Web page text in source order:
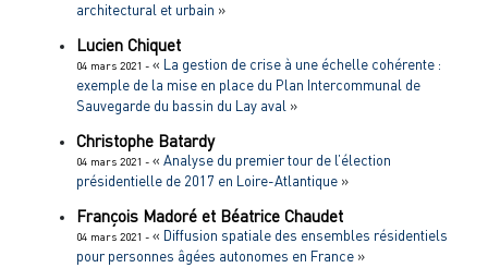
architectural et urbain »
Lucien Chiquet
04 mars 2021 - « La gestion de crise à une échelle cohérente :
exemple de la mise en place du Plan Intercommunal de
Sauvegarde du bassin du Lay aval »
Christophe Batardy
04 mars 2021 - « Analyse du premier tour de l’élection
présidentielle de 2017 en Loire-Atlantique »
François Madoré et Béatrice Chaudet
04 mars 2021 - « Diffusion spatiale des ensembles résidentiels
pour personnes âgées autonomes en France »